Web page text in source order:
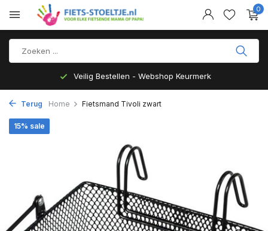
0
Veilig Bestellen - Webshop Keurmerk
Terug Home Fietsmand Tivoli zwart
15% sale